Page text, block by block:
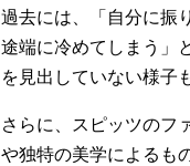
過去には、「自分に振
途端に冷めてしまう」
を見出していない様子
さらに、スピッツのフ
や独特の美学によるも